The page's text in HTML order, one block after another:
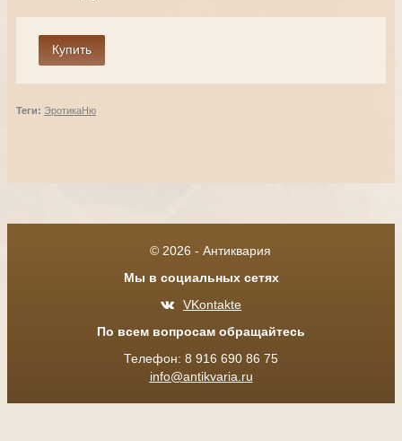
Теги: ЭротикаНю
© 2026 - Антиквария
Мы в социальных сетях
VKontakte
По всем вопросам обращайтесь
Телефон: 8 916 690 86 75
info@antikvaria.ru